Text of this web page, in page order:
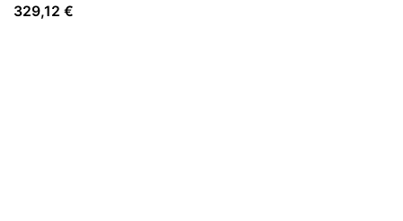
329,12 €